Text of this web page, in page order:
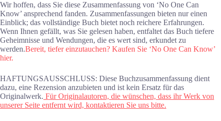
Wir hoffen, dass Sie diese Zusammenfassung von ‘No One Can
Know’ ansprechend fanden. Zusammenfassungen bieten nur einen
Einblick; das vollständige Buch bietet noch reichere Erfahrungen.
Wenn Ihnen gefällt, was Sie gelesen haben, entfaltet das Buch tiefere
Geheimnisse und Wendungen, die es wert sind, erkundet zu
werden.Bereit, tiefer einzutauchen? Kaufen Sie ‘No One Can Know’
hier.
HAFTUNGSAUSSCHLUSS: Diese Buchzusammenfassung dient
dazu, eine Rezension anzubieten und ist kein Ersatz für das
Originalwerk. Für Originalautoren, die wünschen, dass ihr Werk von
unserer Seite entfernt wird, kontaktieren Sie uns bitte.